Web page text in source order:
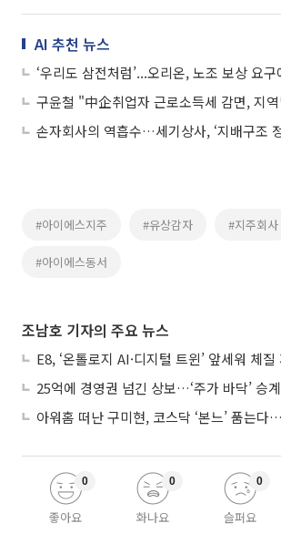
AI 추천 뉴스
#아이에스지주 #유상감자 #지주회사
#아이에스동서
조남호 기자의 주요 뉴스
좋아요
0
화나요
0
슬퍼요
0